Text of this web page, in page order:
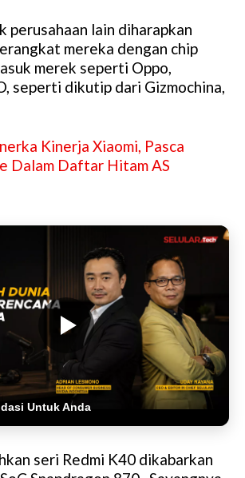
perusahaan lain diharapkan
mereka dengan chip
merek seperti Oppo,
seperti dikutip dari Gizmochina,
Kinerja Xiaomi, Pasca
Dalam Daftar Hitam AS
Untuk Anda
seri Redmi K40 dikabarkan